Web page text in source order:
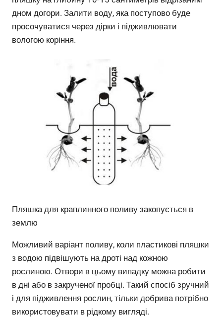
дном догори. Залити воду, яка поступово буде
просочуватися через дірки і підживлювати
вологою коріння.
Пляшка для краплинного поливу закопується в
землю
Можливий варіант поливу, коли пластикові пляшки
з водою підвішують на дроті над кожною
рослиною. Отвори в цьому випадку можна робити
в дні або в закрученої пробці. Такий спосіб зручний
і для підживлення рослин, тільки добрива потрібно
використовувати в рідкому вигляді.